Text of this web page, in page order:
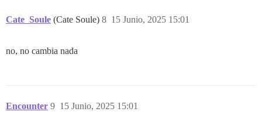
Cate_Soule (Cate Soule) 15 Junio, 2025 15:01
8
no, no cambia nada
Encounter 15 Junio, 2025 15:01
9